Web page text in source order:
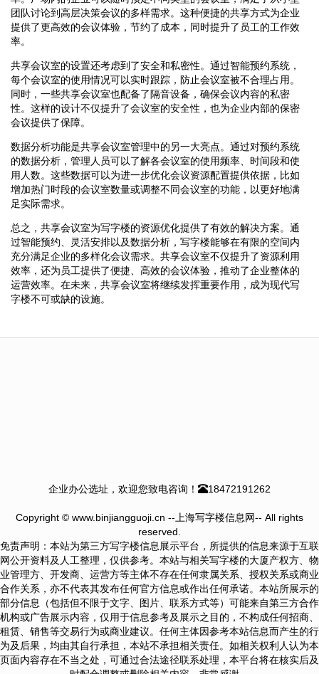
团队讨论到高层决策会议的多样需求。这种便捷的共享方式为企业
提供了更高效的会议体验，节约了成本，同时提升了员工的工作效
率。
共享会议室的设置还考虑到了安全和私密性。通过智能预约系统，
每个会议室的使用情况可以实时跟踪，防止会议室被不合理占用。
同时，一些共享会议室也配备了隔音设备，确保会议内容的私密
性。这样的设计不仅提升了会议室的安全性，也为企业内部的保密
会议提供了保障。
数据分析功能是共享会议室管理中的另一大亮点。通过对预约系统
的数据分析，管理人员可以了解各会议室的使用频率、时间段和使
用人数。这些数据可以为进一步优化会议资源配置提供依据，比如
增加热门时段的会议室数量或调整不同会议室的功能，以更好地满
足实际需求。
总之，共享会议室为写字楼的资源优化提供了有效的解决方案。通
过智能预约、灵活安排以及数据分析，写字楼能够在有限的空间内
充分满足企业的多样化会议需求。共享会议室不仅提升了资源利用
效率，还为员工提供了便捷、高效的会议体验，推动了企业整体的
运营效率。在未来，共享会议室将继续发挥重要作用，成为现代写
字楼不可或缺的设施。
企业办公选址，欢迎您致电咨询！ 18472191262
Copyright © www.binjiangguoji.cn --上海写字楼信息网-- All rights
reserved.
免责声明：本站为第三方写字楼信息展示平台，所提供的信息来源于互联
网公开资料及人工整理，仅供参考。本站与相关写字楼的大厦产权方、物
业管理方、开发商、运营方等主体不存在任何隶属关系、授权关系或商业
合作关系，亦不代表其发布任何官方信息或作出任何承诺。本站所展示的
部分信息（包括但不限于文字、图片、联系方式等）可能来自第三方合作
机构或广告展示内容，仅用于信息参考及展示之目的，不构成任何招商、
租赁、销售等交易行为或商业建议。任何主体因参考本站信息而产生的行
为及后果，均由其自行承担，本站不承担相关责任。如相关权利人认为本
页面内容存在不当之处，可通过合法途径联系处理，本平台将在核实后及